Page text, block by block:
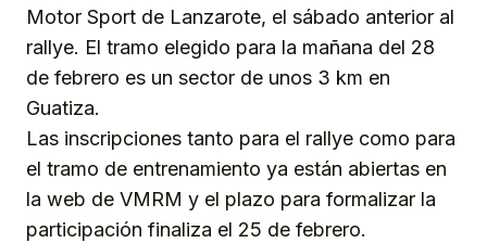
Motor Sport de Lanzarote, el sábado anterior al
rallye. El tramo elegido para la mañana del 28
de febrero es un sector de unos 3 km en
Guatiza.
Las inscripciones tanto para el rallye como para
el tramo de entrenamiento ya están abiertas en
la web de VMRM y el plazo para formalizar la
participación finaliza el 25 de febrero.